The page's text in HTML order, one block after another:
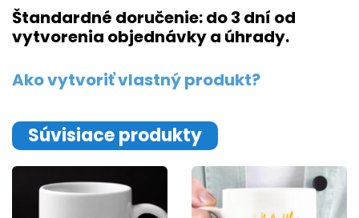
Štandardné doručenie: do 3 dní od
vytvorenia objednávky a úhrady.
Ako vytvoriť vlastný produkt?
Súvisiace produkty